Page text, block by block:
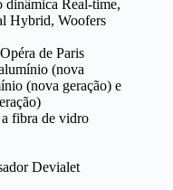
Real-time,
Hybrid, Woofers
de Paris
(nova
(nova geração) e
fibra de vidro
Devialet